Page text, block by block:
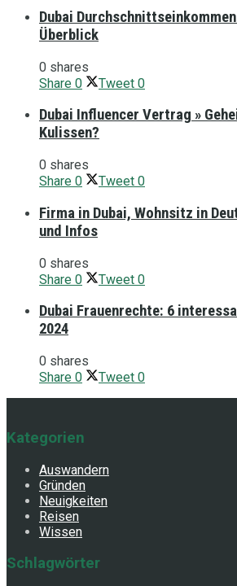
Dubai
Überblick
0 shares
Share 0 Tweet 0
Dubai Influencer Vertrag »
Kulissen?
0 shares
Share 0 Tweet 0
Firma in Dubai, Wohnsitz in
und Infos
0 shares
Share 0 Tweet 0
Dubai Frauenrechte: 6
2024
0 shares
Share 0 Tweet 0
Kategorien
Auswandern
Gründen
Neuigkeiten
Reisen
Wissen
Schlagwörter